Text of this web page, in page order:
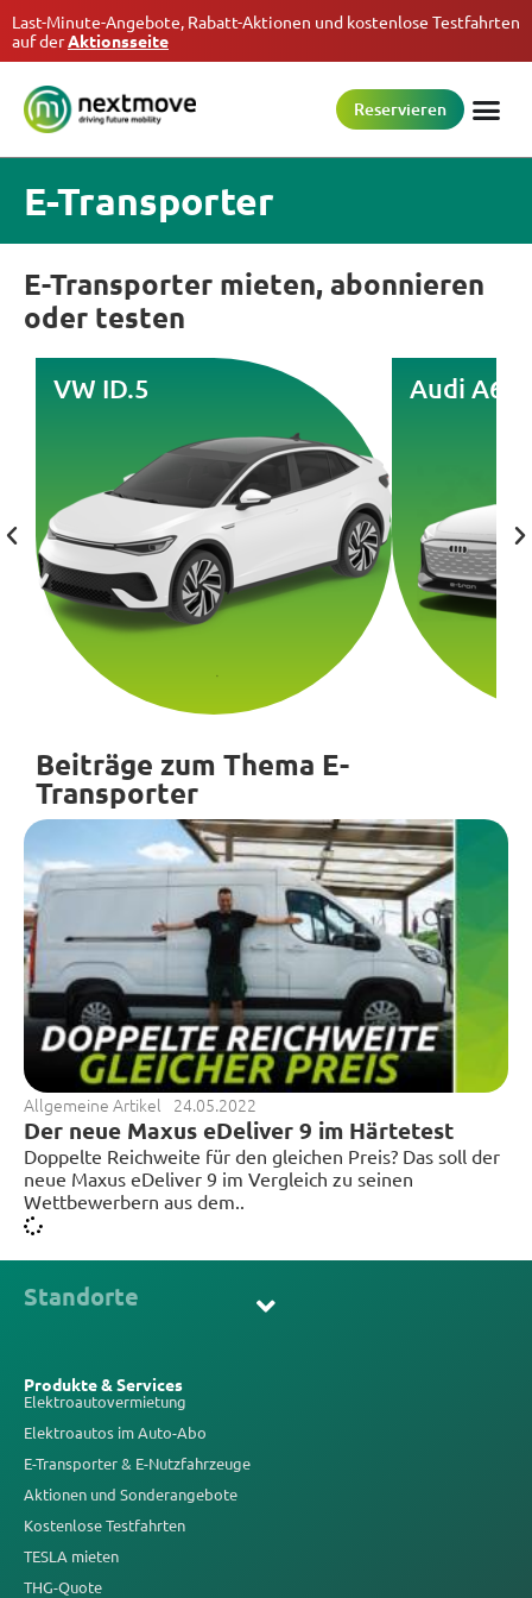
Last-Minute-Angebote, Rabatt-Aktionen und kostenlose Testfahrten
auf derAktionsseite
Reservieren
E-Transporter
E-Transporter mieten, abonnieren
oder testen
VW ID.5 Audi A6
Beiträge zum Thema E-
Transporter
Allgemeine Artikel 24.05.2022
Der neue Maxus eDeliver 9 im Härtetest
Doppelte Reichweite für den gleichen Preis? Das soll der
neue Maxus eDeliver 9 im Vergleich zu seinen
Wettbewerbern aus dem..
Standorte
Produkte & Services
Elektroautovermietung
Elektroautos im Auto-Abo
E-Transporter & E-Nutzfahrzeuge
Aktionen und Sonderangebote
Kostenlose Testfahrten
TESLA mieten
THG-Quote